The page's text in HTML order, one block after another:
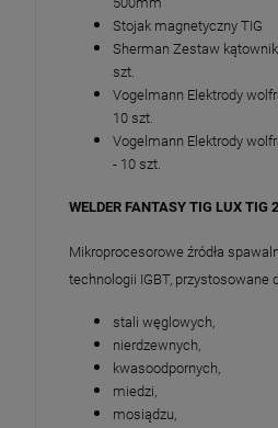
Stojak magnetyczny TIG
Sherman Zestaw
szt.
Vogelmann Elektrody
10 szt.
Vogelmann Elektrody
- 10 szt.
WELDER FANTASY TIG LUX TIG
Mikroprocesorowe źródła
technologii IGBT, przystosowane
stali węglowych,
nierdzewnych,
kwasoodpornych,
miedzi,
mosiądzu,